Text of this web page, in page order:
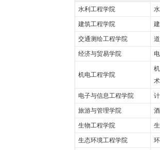
水利工程学院
建筑工程学院
交通测绘工程学院
经济与贸易学院
机电工程学院
电子与信息工程学院
旅游与管理学院
生物工程学院
生态环境工程学院